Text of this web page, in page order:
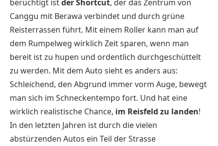
berüchtigt istder Shortcut, der das Zentrum von
Canggu mit Berawa verbindet und durch grüne
Reisterrassen führt. Mit einem Roller kann man auf
dem Rumpelweg wirklich Zeit sparen, wenn man
bereit ist zu hupen und ordentlich durchgeschüttelt
zu werden. Mit dem Auto sieht es anders aus:
Schleichend, den Abgrund immer vorm Auge, bewegt
man sich im Schneckentempo fort. Und hat eine
wirklich realistische Chance, im Reisfeld zu landen!
In den letzten Jahren ist durch die vielen
abstürzenden Autos ein Teil der Strasse